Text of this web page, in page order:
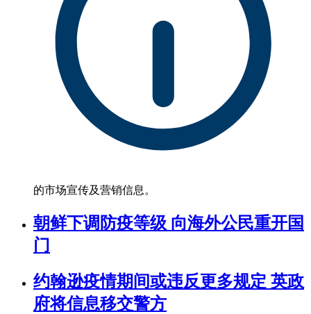
的市场宣传及营销信息。
朝鲜下调防疫等级 向海外公民重开国
门
约翰逊疫情期间或违反更多规定 英政
府将信息移交警方